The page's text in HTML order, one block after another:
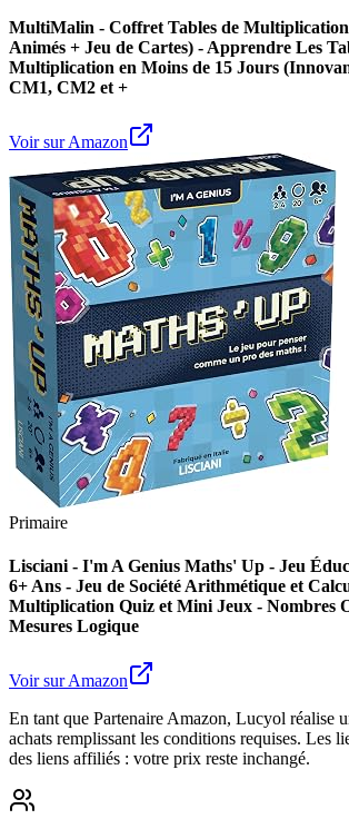
MultiMalin - Coffret Tables de
Animés + Jeu de Cartes) - Apprendre Les
Multiplication en Moins de 15 Jours
CM1, CM2 et +
Voir sur Amazon
Primaire
Lisciani - I'm A Genius Maths' Up - Jeu
6+ Ans - Jeu de Société Arithmétique et
Multiplication Quiz et Mini Jeux - Nombres
Mesures Logique
Voir sur Amazon
En tant que Partenaire Amazon, Lucyol réalise
achats remplissant les conditions requises. Les
des liens affiliés : votre prix reste inchangé.